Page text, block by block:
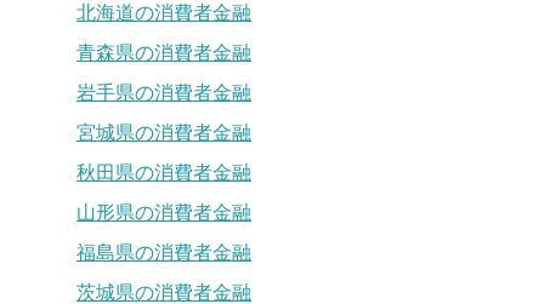
北海道の消費者金融
青森県の消費者金融
岩手県の消費者金融
宮城県の消費者金融
秋田県の消費者金融
山形県の消費者金融
福島県の消費者金融
茨城県の消費者金融